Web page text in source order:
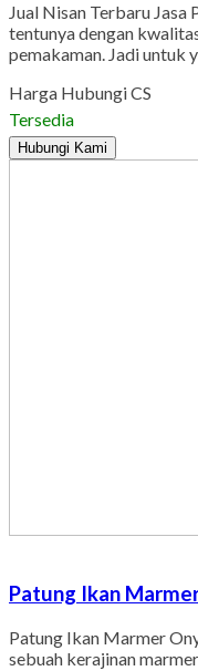
Jual Nisan Terbaru
tentunya dengan
pemakaman. Jadi untuk
Harga Hubungi CS
Tersedia
Hubungi Kami
Patung Ikan
Patung Ikan Marmer
sebuah kerajinan